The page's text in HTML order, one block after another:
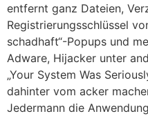
entfernt ganz Dateien,
Registrierungsschlüssel
schadhaft“-Popups und
Adware, Hijacker unter
„Your System Was
dahinter vom acker
Jedermann die